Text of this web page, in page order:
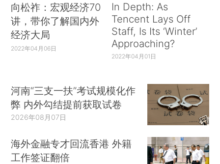
向松祚：宏观经济70
讲，带你了解国内外
经济大局
2022年04月06日
In Depth: As
Tencent Lays Off
Staff, Is Its ‘Winter’
Approaching?
2022年04月01日
河南“三支一扶”考试规模化作
弊 内外勾结提前获取试卷
2026年08月07日
海外金融专才回流香港 外籍
工作签证翻倍